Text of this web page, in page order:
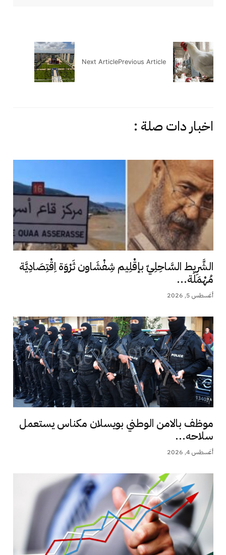
Previous Article
Next Article
اخبار دات صلة :
الشَّرِيط السَّاحِلِيّ بإقْلِيم شِفْشَاون ثَرْوَة اِقْتِصَادِيَّة
مُهْمَلَة...
أغسطس 5, 2026
موظف بالامن الوطني بويسلان مكناس يستعمل
سلاحه...
أغسطس 4, 2026